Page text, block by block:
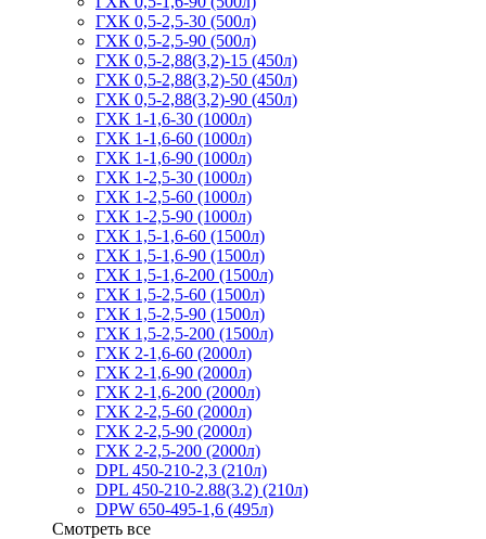
ГХК 0,5-2,5-30 (500л)
ГХК 0,5-2,5-90 (500л)
ГХК 0,5-2,88(3,2)-15 (450л)
ГХК 0,5-2,88(3,2)-50 (450л)
ГХК 0,5-2,88(3,2)-90 (450л)
ГХК 1-1,6-30 (1000л)
ГХК 1-1,6-60 (1000л)
ГХК 1-1,6-90 (1000л)
ГХК 1-2,5-30 (1000л)
ГХК 1-2,5-60 (1000л)
ГХК 1-2,5-90 (1000л)
ГХК 1,5-1,6-60 (1500л)
ГХК 1,5-1,6-90 (1500л)
ГХК 1,5-1,6-200 (1500л)
ГХК 1,5-2,5-60 (1500л)
ГХК 1,5-2,5-90 (1500л)
ГХК 1,5-2,5-200 (1500л)
ГХК 2-1,6-60 (2000л)
ГХК 2-1,6-90 (2000л)
ГХК 2-1,6-200 (2000л)
ГХК 2-2,5-60 (2000л)
ГХК 2-2,5-90 (2000л)
ГХК 2-2,5-200 (2000л)
DPL 450-210-2,3 (210л)
DPL 450-210-2.88(3.2) (210л)
DPW 650-495-1,6 (495л)
Смотреть все